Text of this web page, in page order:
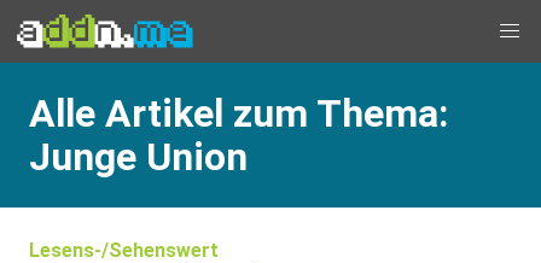
Alle Artikel zum Thema:
Junge Union
Lesens-/Sehenswert